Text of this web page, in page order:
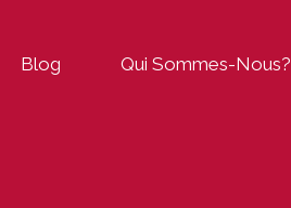
Blog Qui Sommes-Nous?